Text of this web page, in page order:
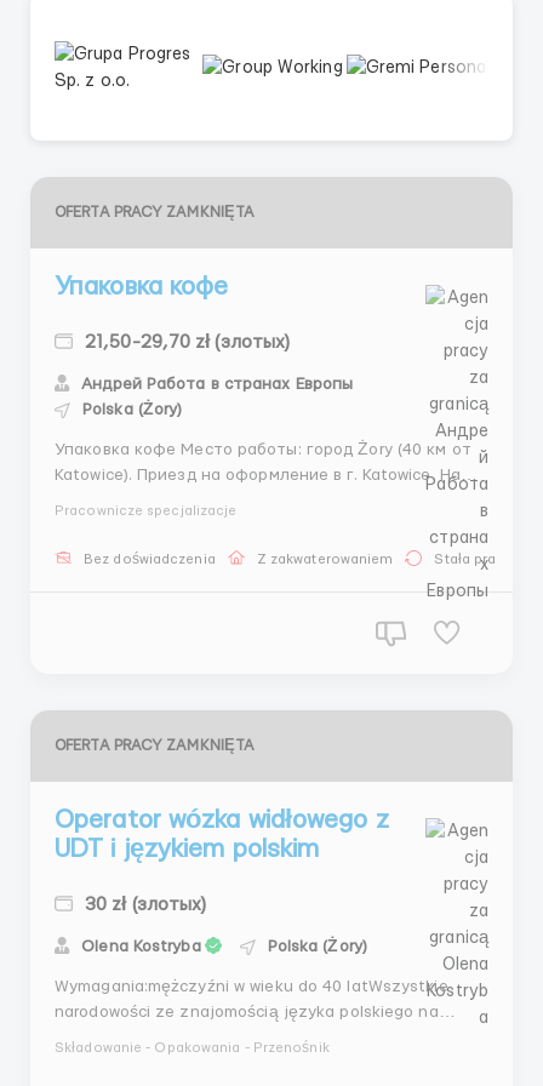
OFERTA PRACY ZAMKNIĘTA
Упаковка кофе
21,50-29,70 zł (злотых)
Андрей Работа в странах Европы
Polska (Żory)
Упаковка кофе Место работы: город Żory (40 км от
Katowice). Приезд на оформление в г. Katowice. На
zł/netto в час; • для мужчины студента 29 zł/netto в
Pracownicze specjalizacje
Bez doświadczenia Z zakwaterowaniem Stała praca
OFERTA PRACY ZAMKNIĘTA
Operator wózka widłowego z
UDT i językiem polskim
30 zł (злотых)
Olena Kostryba Polska (Żory)
Wymagania:mężczyźni w wieku do 40 latWszystkie
narodowości ze znajomością języka polskiego na
poziomie podstawowymWymagane uprawnienia
Składowanie - Opakowania - Przenośnik